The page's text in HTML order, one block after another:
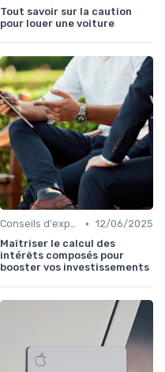
Tout savoir sur la caution
pour louer une voiture
Conseils d'experts financiers • 12/06/2025
Maîtriser le calcul des
intérêts composés pour
booster vos investissements